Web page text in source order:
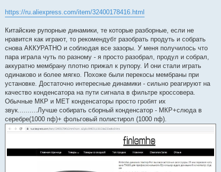
т
н
о
е
с
о
о
б
щ
е
н
и
е
https://ru.aliexpress.com/item/32400178416.html
Китайские рупорные динамики, те которые разборные, если не
нравится как играют, то рекомендубт разобрать продуть и собрать
снова АККУРАТНО и соблюдая все зазоры. У меня получилось что
пара играла чуть по разному - я просто разобрал, продул и собрал,
аккуратно мембрану плотно прижал к рупору. И они стали играть
одинаково и более мягко. Похоже были перекосы мембраны при
установке. Достаточно интересные динамики - сильно реагируют на
качество конденсатора на пути сигнала в фильтре кроссовера.
Обычные МКР и МЕТ конденсаторы просто гробят их
звук..........Лучше собирать сборный конденсатор - МКР+слюда в
серебре(1000 пф)+ фольговый полистирол (1000 пф).